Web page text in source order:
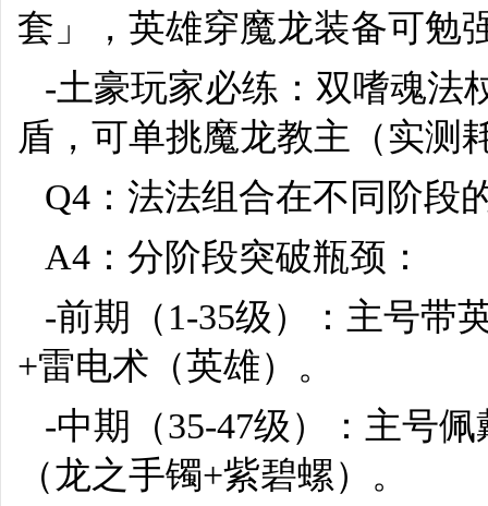
套」，英雄穿魔龙装备可勉
-土豪玩家必练：双嗜魂法
盾，可单挑魔龙教主（实测
Q4：法法组合在不同阶段
A4：分阶段突破瓶颈：
-前期（1-35级）：主号带
+雷电术（英雄）。
-中期（35-47级）：主号
（龙之手镯+紫碧螺）。